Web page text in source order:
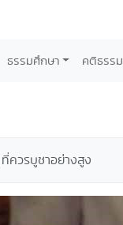
ธรรมศึกษา คติธรรม
ควรบูชาอย่างสูง